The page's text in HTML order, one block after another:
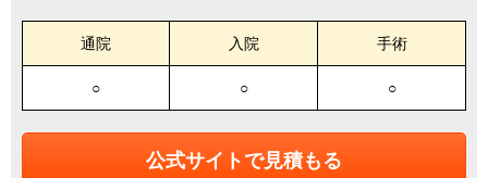
通院 入院 手術
○ ○ ○
公式サイトで見積もる